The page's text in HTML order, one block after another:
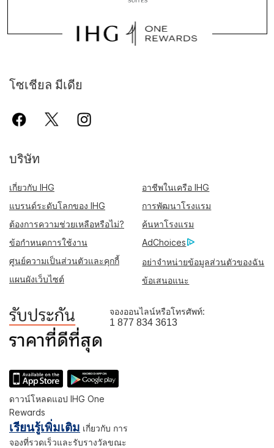
โซเชียล มีเดีย
บริษัท
เกี่ยวกับ IHG
อาชีพในเครือ IHG
แบรนด์ระดับโลกของ IHG
การพัฒนาโรงแรม
ต้องการความช่วยเหลือหรือไม่?
ค้นหาโรงแรม
ข้อกำหนดการใช้งาน
AdChoices
ศูนย์ความเป็นส่วนตัวและคุกกี้
อย่าจำหน่ายข้อมูลส่วนตัวของฉัน
แผนผังเว็บไซต์
ข้อเสนอแนะ
จองออนไลน์หรือโทรศัพท์:
1 877 834 3613
ดาวน์โหลดแอป IHG One
Rewards
เรียนรู้เพิ่มเติม เกี่ยวกับ การ
จองที่รวดเร็วและรับรางวัลขณะ